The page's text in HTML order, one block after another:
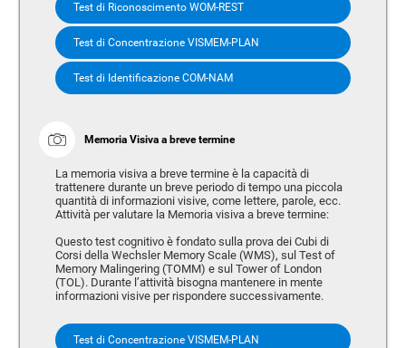
Test di Riconoscimento WOM-REST
Test di Concentrazione VISMEM-PLAN
Test di Identificazione COM-NAM
Memoria Visiva a breve termine
La memoria visiva a breve termine è la capacità di
trattenere durante un breve periodo di tempo una piccola
quantità di informazioni visive, come lettere, parole, ecc.
Attività per valutare la Memoria visiva a breve termine:
Questo test cognitivo è fondato sulla prova dei Cubi di
Corsi della Wechsler Memory Scale (WMS), sul Test of
Memory Malingering (TOMM) e sul Tower of London
(TOL). Durante l’attività bisogna mantenere in mente
informazioni visive per rispondere successivamente.
Test di Concentrazione VISMEM-PLAN